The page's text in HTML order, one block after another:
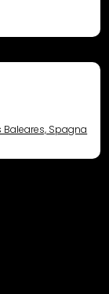
Baleares, Spagna